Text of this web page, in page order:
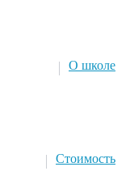
О школе
Стоимость